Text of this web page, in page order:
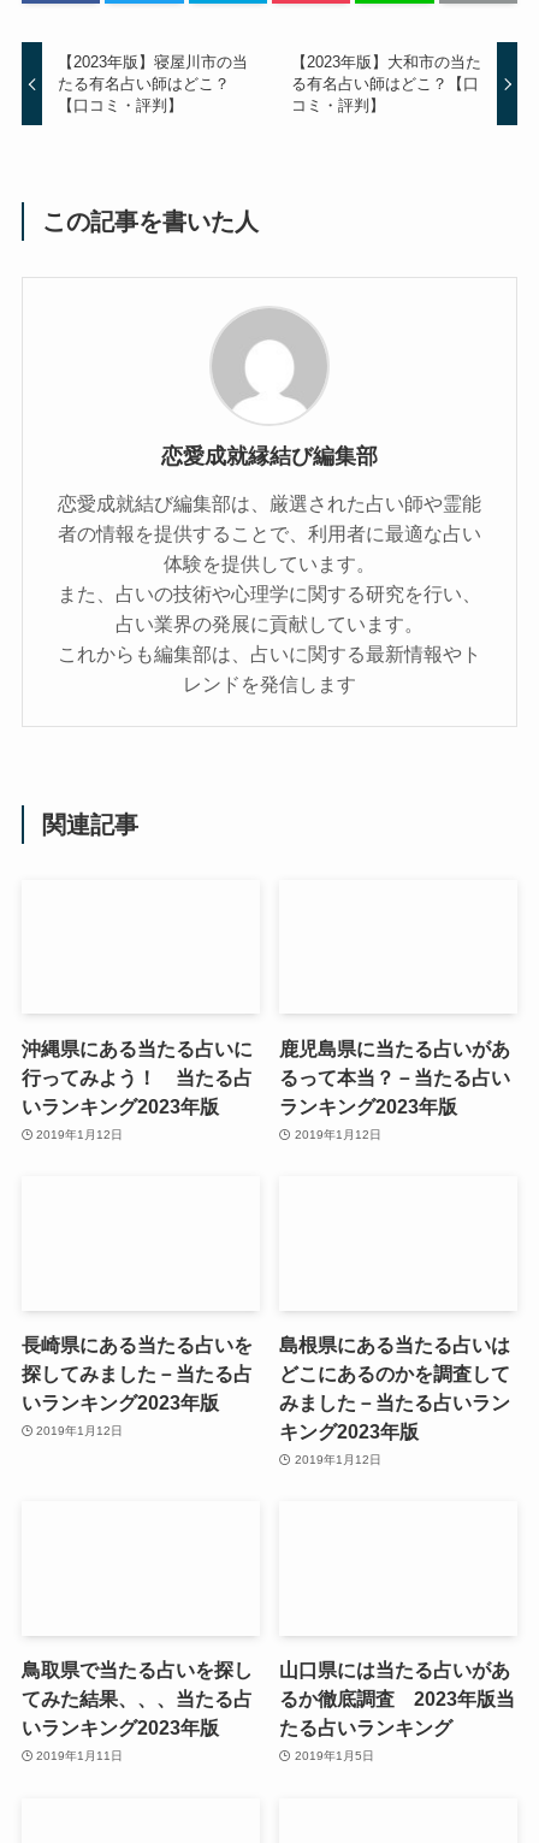
【2023年版】寝屋川市の当
たる有名占い師はどこ？
【口コミ・評判】
【2023年版】大和市の当た
る有名占い師はどこ？【口
コミ・評判】
この記事を書いた人
恋愛成就縁結び編集部
恋愛成就結び編集部は、厳選された占い師や霊能
者の情報を提供することで、利用者に最適な占い
体験を提供しています。
また、占いの技術や心理学に関する研究を行い、
占い業界の発展に貢献しています。
これからも編集部は、占いに関する最新情報やト
レンドを発信します
関連記事
沖縄県にある当たる占いに
行ってみよう！ 当たる占
いランキング2023年版
2019年1月12日
鹿児島県に当たる占いがあ
るって本当？－当たる占い
ランキング2023年版
2019年1月12日
長崎県にある当たる占いを
探してみました－当たる占
いランキング2023年版
2019年1月12日
島根県にある当たる占いは
どこにあるのかを調査して
みました－当たる占いラン
キング2023年版
2019年1月12日
鳥取県で当たる占いを探し
てみた結果、、、当たる占
いランキング2023年版
2019年1月11日
山口県には当たる占いがあ
るか徹底調査 2023年版当
たる占いランキング
2019年1月5日